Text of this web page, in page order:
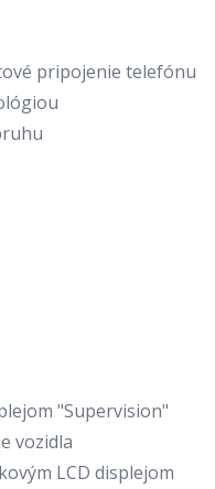
pripojenie telefónu
"Supervision"
vozidla
LCD displejom